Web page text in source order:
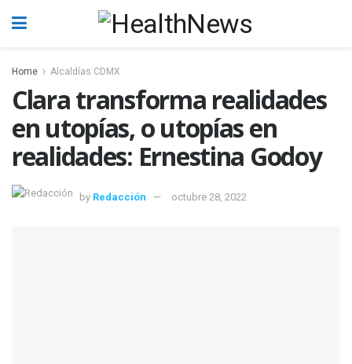
Home Alcaldías CDMX
Clara transforma realidades
en utopías, o utopías en
realidades: Ernestina Godoy
by Redacción octubre 28, 2022